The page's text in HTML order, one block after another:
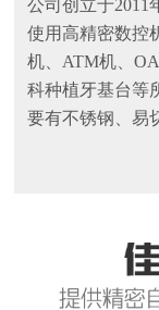
公司创立于2011
使用高精密数控
机、ATM机、
科种植牙基台等
要有不锈钢、易